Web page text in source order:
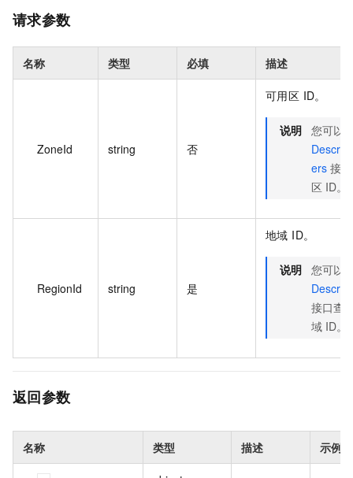
请求参数
名称 类型 必填 描述
ZoneId string 否
可用区 ID。
说明 您可以
ers 接
区 ID。
RegionId string 是
地域 ID。
说明 您可以
接口查
域 ID。
返回参数
名称 类型 描述 示例值